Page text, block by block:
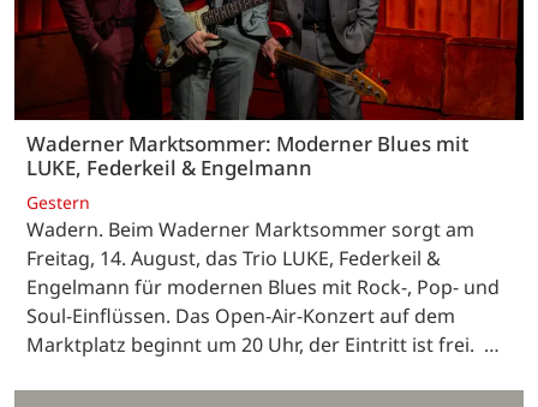
Waderner Marktsommer: Moderner Blues mit
LUKE, Federkeil & Engelmann
Gestern
Wadern. Beim Waderner Marktsommer sorgt am
Freitag, 14. August, das Trio LUKE, Federkeil &
Engelmann für modernen Blues mit Rock-, Pop- und
Soul-Einflüssen. Das Open-Air-Konzert auf dem
Marktplatz beginnt um 20 Uhr, der Eintritt ist frei. …